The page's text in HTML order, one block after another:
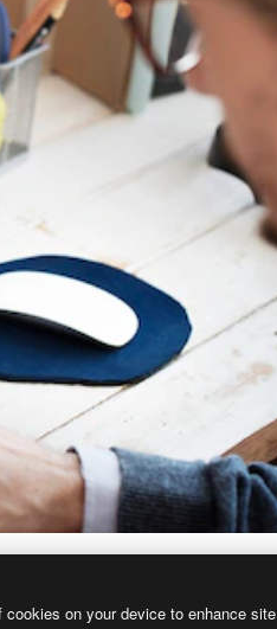
on your device to enhance site